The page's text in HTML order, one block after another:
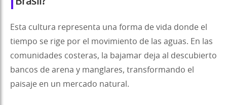
Esta cultura representa una forma de vida donde el
tiempo se rige por el movimiento de las aguas. En las
comunidades costeras, la bajamar deja al descubierto
bancos de arena y manglares, transformando el
paisaje en un mercado natural.